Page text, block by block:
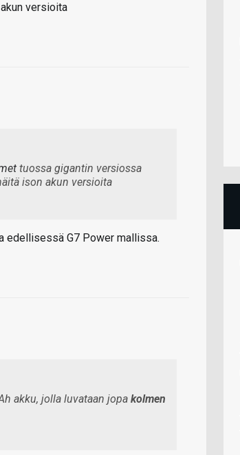
versioita
tuossa gigantin versiossa
ison akun versioita
edellisessä G7 Power mallissa.
akku, jolla luvataan jopa kolmen